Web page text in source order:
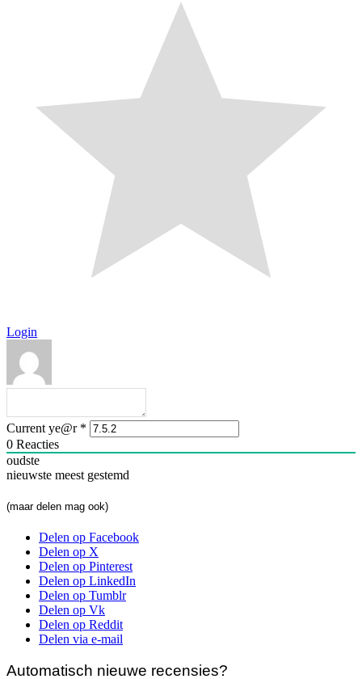
Login
Current ye@r *
0 Reacties
oudste
nieuwste meest gestemd
(maar delen mag ook)
Delen op Facebook
Delen op X
Delen op Pinterest
Delen op LinkedIn
Delen op Tumblr
Delen op Vk
Delen op Reddit
Delen via e-mail
Automatisch nieuwe recensies?